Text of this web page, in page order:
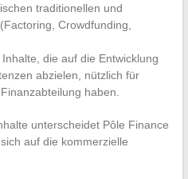
traditionellen und
Crowdfunding,
die auf die Entwicklung
abzielen, nützlich für
haben.
unterscheidet Pôle Finance
auf die kommerzielle